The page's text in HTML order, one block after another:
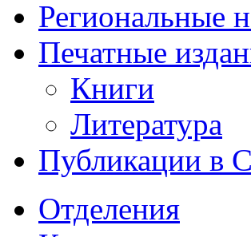
Региональные
Печатные
Книги
Литература
Публикации в
Отделения